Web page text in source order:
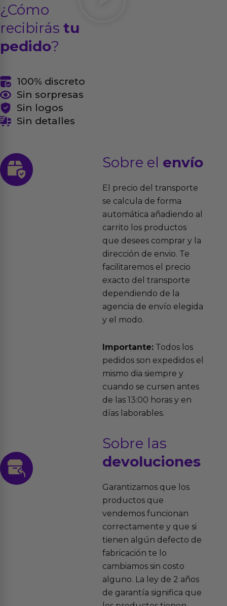
¿Cómo
recibirás tu
pedido?
100% discreto
Sin sorpresas
Sin logos
Sin detalles
Sobre el envío
El precio del transporte
se calcula de forma
automática añadiendo al
carrito los productos
que desees comprar y la
dirección de envio. Te
facilitaremos el precio
exacto del transporte
dependiendo de la
agencia de envío elegida
y el modo.
Importante:Todos los
pedidos son expedidos el
mismo dia siempre y
cuando se cursen antes
de las 13:00 horas y en
días laborables.
Sobre las
devoluciones
Garantizamos que los
productos que
vendemos funcionan
correctamente y que si
tienen algún defecto de
fabricación te lo
cambiamos sin costo
alguno. La ley de 2 años
de garantía significa que